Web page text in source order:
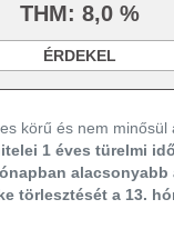
THM: 8,0 %
ÉRDEKEL
körű és nem minősül
1 éves türelmi
alacsonyabb
törlesztését a 13.